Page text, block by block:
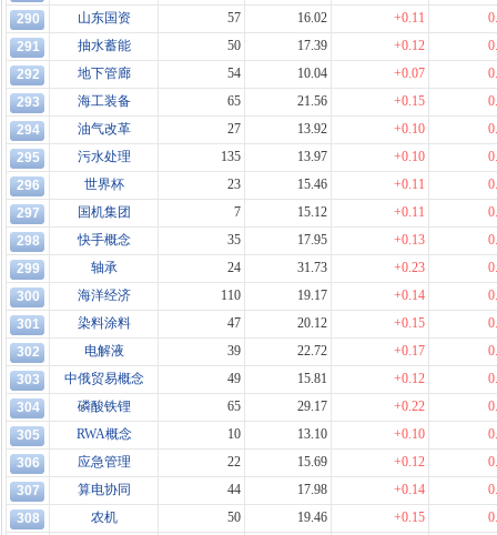
290
山东国资 57 16.02 +0.11
291
抽水蓄能 50 17.39 +0.12
292
地下管廊 54 10.04 +0.07
293
海工装备 65 21.56 +0.15
294
油气改革 27 13.92 +0.10
295
污水处理 135 13.97 +0.10
296
世界杯 23 15.46 +0.11
297
国机集团 7 15.12 +0.11
298
快手概念 35 17.95 +0.13
299
轴承 24 31.73 +0.23
300
海洋经济 110 19.17 +0.14
301
染料涂料 47 20.12 +0.15
302
电解液 39 22.72 +0.17
303
中俄贸易概念 49 15.81 +0.12
304
磷酸铁锂 65 29.17 +0.22
305
RWA概念 10 13.10 +0.10
306
应急管理 22 15.69 +0.12
307
算电协同 44 17.98 +0.14
308
农机 50 19.46 +0.15